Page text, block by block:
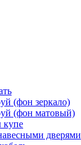
(фон зеркало)
(фон матовый)
купе
дверями